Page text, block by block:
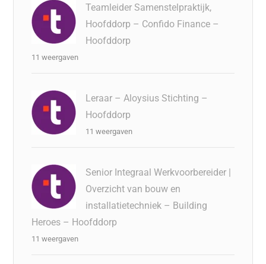
Teamleider Samenstelpraktijk,
Hoofddorp – Confido Finance –
Hoofddorp
11 weergaven
Leraar – Aloysius Stichting –
Hoofddorp
11 weergaven
Senior Integraal Werkvoorbereider |
Overzicht van bouw en
installatietechniek – Building
Heroes – Hoofddorp
11 weergaven